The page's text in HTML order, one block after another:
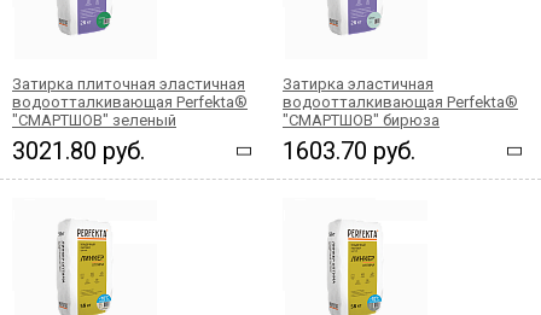
Затирка плиточная эластичная
водоотталкивающая Perfekta®
"СМАРТШОВ" зеленый
3021.80 руб.
Затирка эластичная
водоотталкивающая Perfekta®
"СМАРТШОВ" бирюза
1603.70 руб.